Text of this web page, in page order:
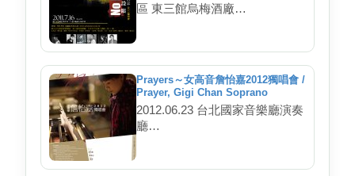
區 東三館烏梅酒廠
鍵盤 / 程憶嵐
小提琴 / 張宜蓁
低音大提琴 / 盧欣民
導聆 / 詹怡宜
Prayers～女高音詹怡嘉2012獨唱會 /
Prayer, Gigi Chan Soprano
2012.06.23 台北國家音樂廳演奏
廳
小號 / 鄭鎧
導聆 / 詹怡宜